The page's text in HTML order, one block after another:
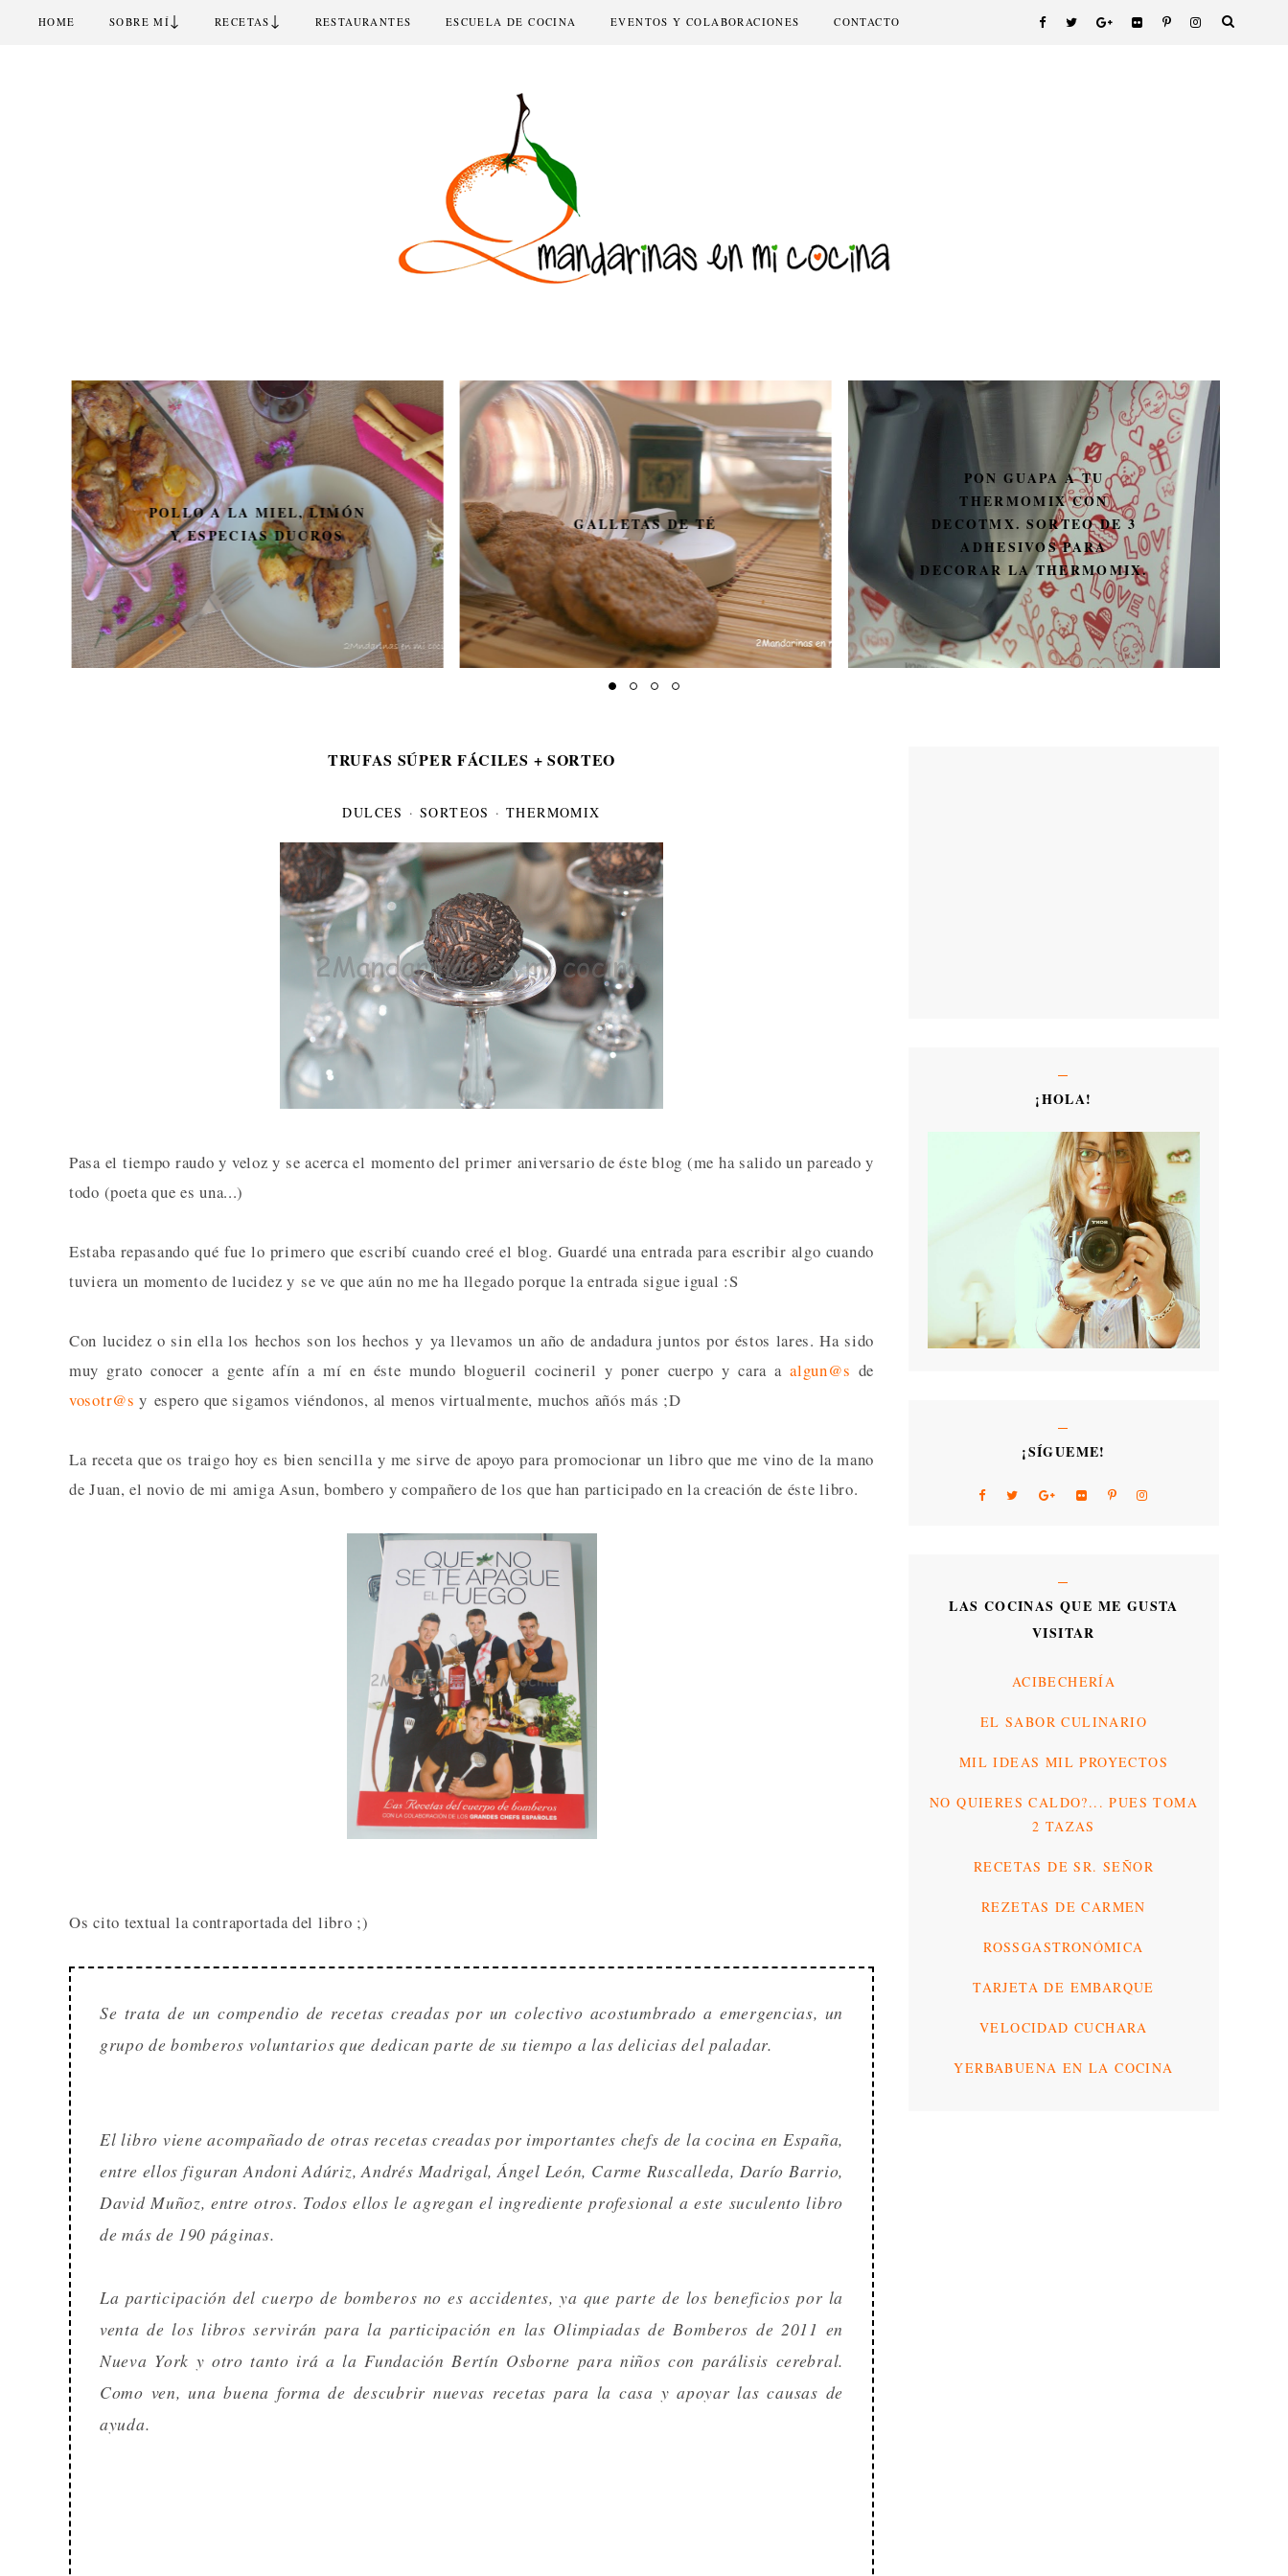
HOME SOBRE MÍ↓ RECETAS ↓ RESTAURANTES ESCUELA DE COCINA EVENTOS Y COLABORACIONES CONTACTO
POLLO A LA MIEL, LIMÓN
Y ESPECIAS DUCROS
GALLETAS DE TÉ
PON GUAPA A TU
THERMOMIX CON
DECOTMX. SORTEO DE 3
ADHESIVOS PARA
DECORAR LA THERMOMIX.
TRUFAS SÚPER FÁCILES + SORTEO
DULCES · SORTEOS · THERMOMIX
Pasa el tiempo raudo y veloz y se acerca el momento del primer aniversario de éste blog (me ha salido un pareado y
todo (poeta que es una...)
Estaba repasando qué fue lo primero que escribí cuando creé el blog. Guardé una entrada para escribir algo cuando
tuviera un momento de lucidez y se ve que aún no me ha llegado porque la entrada sigue igual :S
Con lucidez o sin ella los hechos son los hechos y ya llevamos un año de andadura juntos por éstos lares. Ha sido
muy grato conocer a gente afín a mí en éste mundo blogueril cocineril y poner cuerpo y cara aalgun@s de
vosotr@s y espero que sigamos viéndonos, al menos virtualmente, muchos añós más ;D
La receta que os traigo hoy es bien sencilla y me sirve de apoyo para promocionar un libro que me vino de la mano
de Juan, el novio de mi amiga Asun, bombero y compañero de los que han participado en la creación de éste libro.
Os cito textual la contraportada del libro ;)
Se trata de un compendio de recetas creadas por un colectivo acostumbrado a emergencias, un
grupo de bomberos voluntarios que dedican parte de su tiempo a las delicias del paladar.
El libro viene acompañado de otras recetas creadas por importantes chefs de la cocina en España,
entre ellos figuran Andoni Adúriz, Andrés Madrigal, Ángel León, Carme Ruscalleda, Darío Barrio,
David Muñoz, entre otros. Todos ellos le agregan el ingrediente profesional a este suculento libro
de más de 190 páginas.
La participación del cuerpo de bomberos no es accidentes, ya que parte de los beneficios por la
venta de los libros servirán para la participación en las Olimpiadas de Bomberos de 2011 en
Nueva York y otro tanto irá a la Fundación Bertín Osborne para niños con parálisis cerebral.
Como ven, una buena forma de descubrir nuevas recetas para la casa y apoyar las causas de
ayuda.
¡HOLA!
¡SÍGUEME!
LAS COCINAS QUE ME GUSTA
VISITAR
ACIBECHERÍA
EL SABOR CULINARIO
MIL IDEAS MIL PROYECTOS
NO QUIERES CALDO?... PUES TOMA
2 TAZAS
RECETAS DE SR. SEÑOR
REZETAS DE CARMEN
ROSSGASTRONÓMICA
TARJETA DE EMBARQUE
VELOCIDAD CUCHARA
YERBABUENA EN LA COCINA